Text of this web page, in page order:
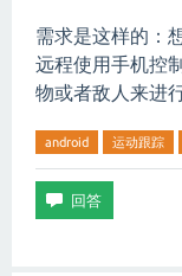
需求是这样的：
远程使用手机控
物或者敌人来进
android 运动跟踪